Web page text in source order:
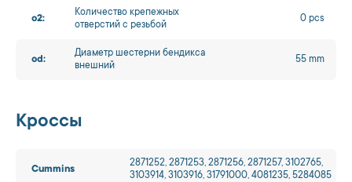
o2:
Количество крепежных
отверстий с резьбой
0 pcs
od:
Диаметр шестерни бендикса
внешний
55 mm
Кроссы
Cummins
2871252, 2871253, 2871256, 2871257, 3102765,
3103914, 3103916, 31791000, 4081235, 5284085